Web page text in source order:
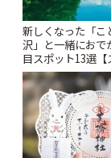
新しくなった「こ
沢」と一緒におで
目スポット13選
ー開催中】 | こと